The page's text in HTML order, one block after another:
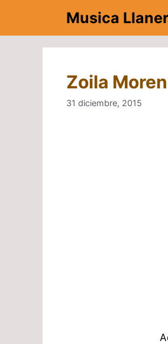
contenido
Musica
Zoila
31 diciembre, 2015